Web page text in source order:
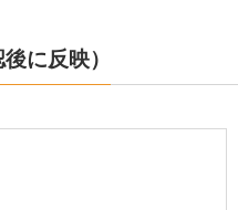
に反映）